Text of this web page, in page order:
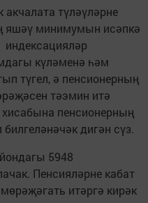
түләүләрне
яшәү минимумын исәпкә
күләменә һәм
түгел, ә пенсионерның
тәэмин итә
пенсионерның
дигән сүз.
5948
Пенсияләрне кабат
итәргә кирәк